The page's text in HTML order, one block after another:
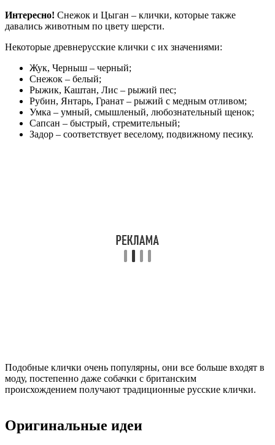
Интересно! Снежок и Цыган – клички, которые также
давались животным по цвету шерсти.
Некоторые древнерусские клички с их значениями:
Жук, Черныш – черный;
Снежок – белый;
Рыжик, Каштан, Лис – рыжий пес;
Рубин, Янтарь, Гранат – рыжий с медным отливом;
Умка – умный, смышленый, любознательный щенок;
Сапсан – быстрый, стремительный;
Задор – соответствует веселому, подвижному песику.
Подобные клички очень популярны, они все больше входят в
моду, постепенно даже собачки с британским
происхождением получают традиционные русские клички.
Оригинальные идеи